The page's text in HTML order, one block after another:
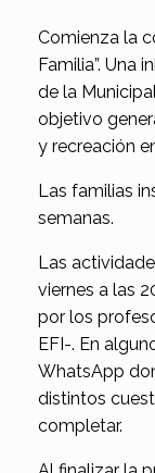
Comienza la
Familia”. Una
de la
objetivo
y recreación
Las familias
semanas.
Las
viernes a las
por los
EFI-. En
WhatsApp
distintos
completar.